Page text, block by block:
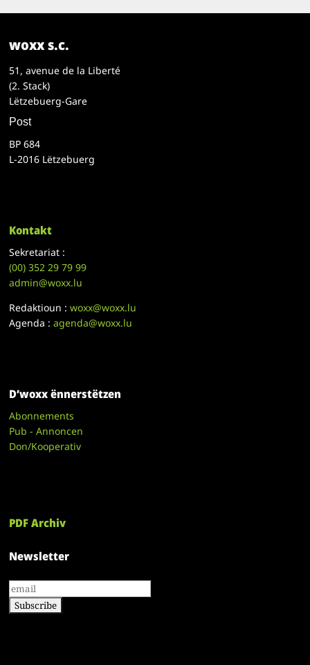
woxx s.c.
51, avenue de la Liberté
(2. Stack)
Lëtzebuerg-Gare
Post
BP 684
L-2016 Lëtzebuerg
Kontakt
Sekretariat :
(00)352 29 79 99
admin@woxx.lu
Redaktioun :woxx@woxx.lu
Agenda :agenda@woxx.lu
D’woxx ënnerstëtzen
Abonnements
Pub - Annoncen
Don/Kooperativ
PDF Archiv
Newsletter